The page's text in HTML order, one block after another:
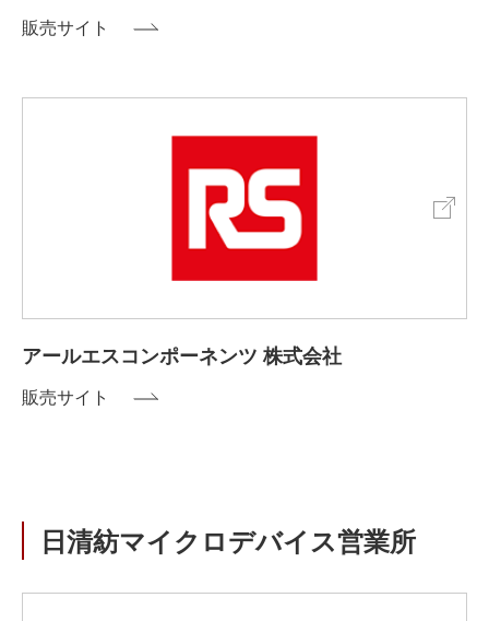
販売サイト
アールエスコンポーネンツ 株式会社
販売サイト
日清紡マイクロデバイス営業所